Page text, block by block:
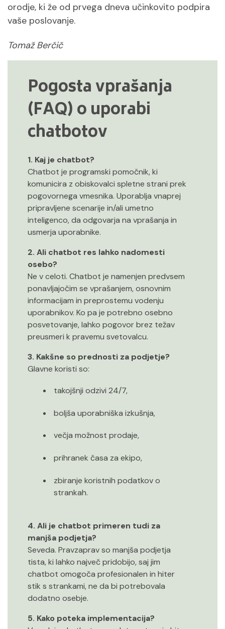
orodje, ki že od prvega dneva učinkovito podpira
vaše poslovanje.
Tomaž Berčič
Pogosta vprašanja
(FAQ) o uporabi
chatbotov
1. Kaj je chatbot?
Chatbot je programski pomočnik, ki
komunicira z obiskovalci spletne strani prek
pogovornega vmesnika. Uporablja vnaprej
pripravljene scenarije in/ali umetno
inteligenco, da odgovarja na vprašanja in
usmerja uporabnike.
2. Ali chatbot res lahko nadomesti
osebo?
Ne v celoti. Chatbot je namenjen predvsem
ponavljajočim se vprašanjem, osnovnim
informacijam in preprostemu vodenju
uporabnikov. Ko pa je potrebno osebno
posvetovanje, lahko pogovor brez težav
preusmeri k pravemu svetovalcu.
3. Kakšne so prednosti za podjetje?
Glavne koristi so:
takojšnji odzivi 24/7,
boljša uporabniška izkušnja,
večja možnost prodaje,
prihranek časa za ekipo,
zbiranje koristnih podatkov o
strankah.
4. Ali je chatbot primeren tudi za
manjša podjetja?
Seveda. Pravzaprav so manjša podjetja
tista, ki lahko največ pridobijo, saj jim
chatbot omogoča profesionalen in hiter
stik s strankami, ne da bi potrebovala
dodatno osebje.
5. Kako poteka implementacija?